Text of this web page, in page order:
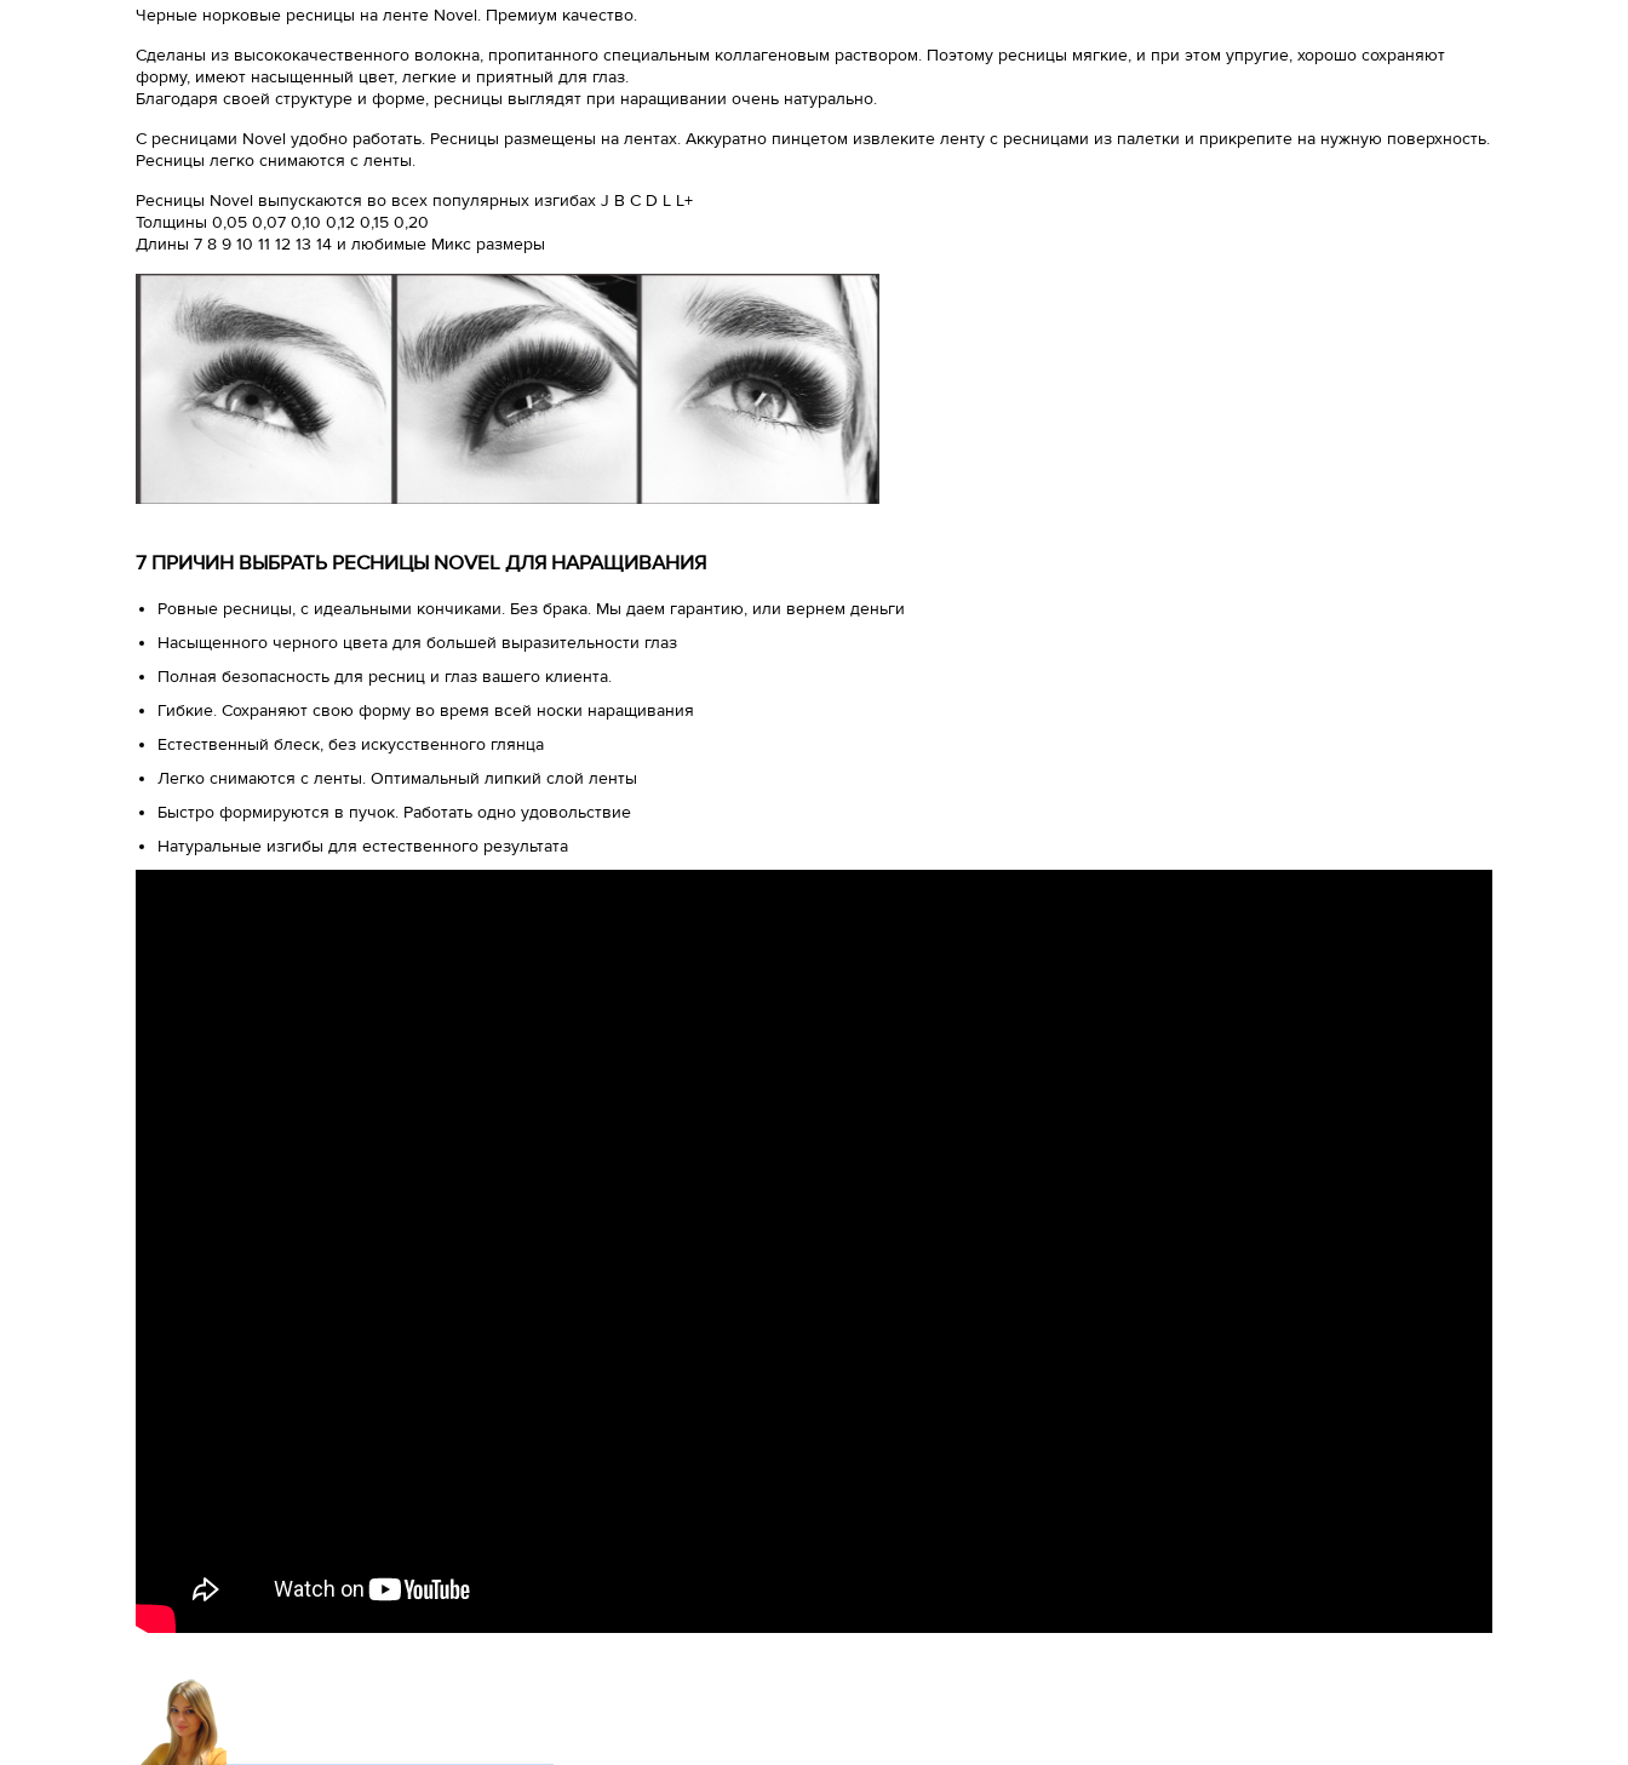
Черные норковые ресницы на ленте Novel. Премиум качество.
Сделаны из высококачественного волокна, пропитанного специальным коллагеновым раствором. Поэтому ресницы мягкие, и при этом упругие, хорошо сохраняют
форму, имеют насыщенный цвет, легкие и приятный для глаз.
Благодаря своей структуре и форме, ресницы выглядят при наращивании очень натурально.
С ресницами Novel удобно работать. Ресницы размещены на лентах. Аккуратно пинцетом извлеките ленту с ресницами из палетки и прикрепите на нужную поверхность.
Ресницы легко снимаются с ленты.
Ресницы Novel выпускаются во всех популярных изгибах J B C D L L+
Толщины 0,05 0,07 0,10 0,12 0,15 0,20
Длины 7 8 9 10 11 12 13 14 и любимые Микс размеры
7 ПРИЧИН ВЫБРАТЬ РЕСНИЦЫ NOVEL ДЛЯ НАРАЩИВАНИЯ
Ровные ресницы, с идеальными кончиками. Без брака. Мы даем гарантию, или вернем деньги
Насыщенного черного цвета для большей выразительности глаз
Полная безопасность для ресниц и глаз вашего клиента.
Гибкие. Сохраняют свою форму во время всей носки наращивания
Естественный блеск, без искусственного глянца
Легко снимаются с ленты. Оптимальный липкий слой ленты
Быстро формируются в пучок. Работать одно удовольствие
Натуральные изгибы для естественного результата